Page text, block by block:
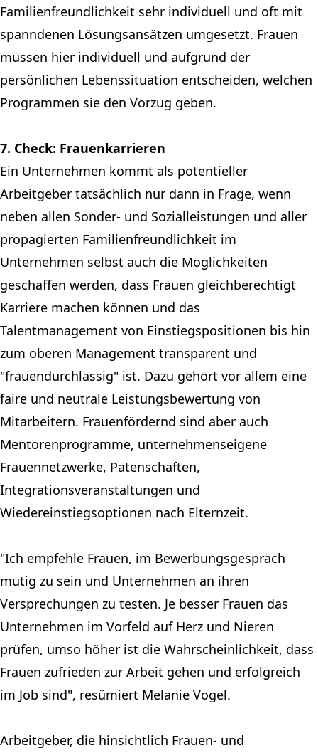
Familienfreundlichkeit sehr individuell und oft mit
spanndenen Lösungsansätzen umgesetzt. Frauen
müssen hier individuell und aufgrund der
persönlichen Lebenssituation entscheiden, welchen
Programmen sie den Vorzug geben.
7. Check: Frauenkarrieren
Ein Unternehmen kommt als potentieller
Arbeitgeber tatsächlich nur dann in Frage, wenn
neben allen Sonder- und Sozialleistungen und aller
propagierten Familienfreundlichkeit im
Unternehmen selbst auch die Möglichkeiten
geschaffen werden, dass Frauen gleichberechtigt
Karriere machen können und das
Talentmanagement von Einstiegspositionen bis hin
zum oberen Management transparent und
"frauendurchlässig" ist. Dazu gehört vor allem eine
faire und neutrale Leistungsbewertung von
Mitarbeitern. Frauenfördernd sind aber auch
Mentorenprogramme, unternehmenseigene
Frauennetzwerke, Patenschaften,
Integrationsveranstaltungen und
Wiedereinstiegsoptionen nach Elternzeit.
"Ich empfehle Frauen, im Bewerbungsgespräch
mutig zu sein und Unternehmen an ihren
Versprechungen zu testen. Je besser Frauen das
Unternehmen im Vorfeld auf Herz und Nieren
prüfen, umso höher ist die Wahrscheinlichkeit, dass
Frauen zufrieden zur Arbeit gehen und erfolgreich
im Job sind", resümiert Melanie Vogel.
Arbeitgeber, die hinsichtlich Frauen- und